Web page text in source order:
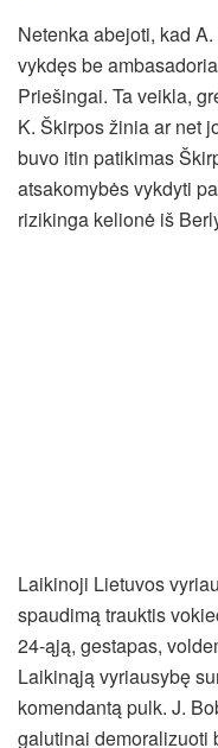
Netenka abejoti, kad
vykdęs be
Priešingai. Ta veikla,
K. Škirpos žinia ar net
buvo itin patikimas
atsakomybės vykdyti
rizikinga kelionė iš
Laikinoji Lietuvos
spaudimą trauktis
24-ąją, gestapas,
Laikinąją vyriausybę
komendantą pulk. J.
galutinai demoralizuoti